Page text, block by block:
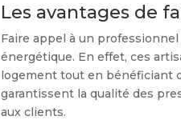
Les avantages de
Faire appel à un
énergétique. En effet, ces
logement tout en bénéficiant
garantissent la qualité des
aux clients.